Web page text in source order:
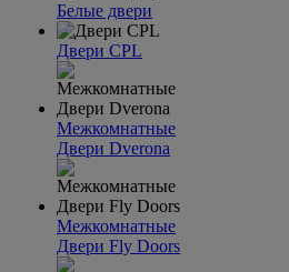
Белые двери
Двери CPL
Межкомнатные
Двери Dverona
Межкомнатные
Двери Fly Doors